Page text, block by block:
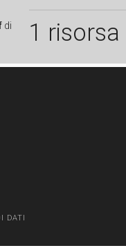
di 1 risorsa
DATI